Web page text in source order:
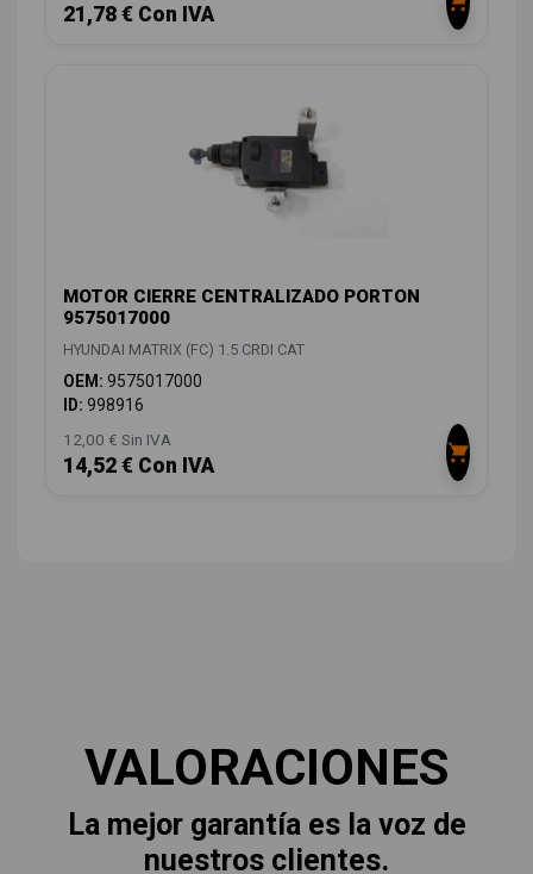
21,78 € Con IVA
MOTOR CIERRE CENTRALIZADO PORTON
9575017000
HYUNDAI MATRIX (FC) 1.5 CRDI CAT
OEM: 9575017000
ID: 998916
12,00 € Sin IVA
14,52 € Con IVA
VALORACIONES
La mejor garantía es la voz de
nuestros clientes.